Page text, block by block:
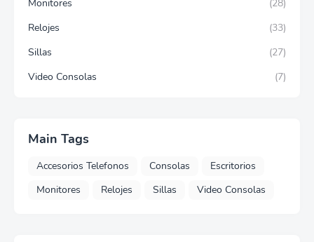
Monitores
(28)
Relojes
(33)
Sillas
(27)
Video Consolas
(7)
Main Tags
Accesorios Telefonos Consolas
Escritorios
Monitores
Relojes Sillas Video Consolas